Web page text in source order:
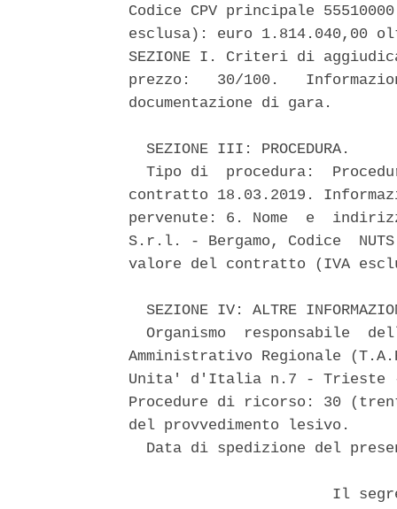
Codice CPV principale
esclusa): euro 1.814.040,00
SEZIONE I. Criteri di
prezzo:   30/100.
documentazione di gara.
  SEZIONE III: PROCEDURA.
Tipo di  procedura:
contratto 18.03.2019.
pervenute: 6. Nome  e
S.r.l. - Bergamo, Codice
valore del contratto (IVA
SEZIONE IV: ALTRE
Organismo  responsabile
Amministrativo Regionale
Unita' d'Italia n.7 - Trieste -
Procedure di ricorso: 30
del provvedimento lesivo.
Data di spedizione del
Il